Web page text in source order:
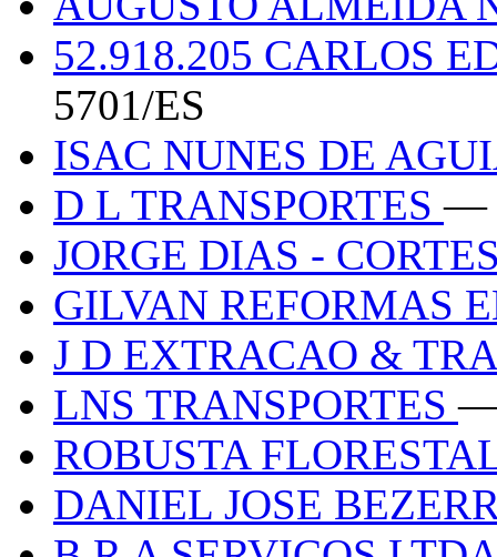
52.918.205 CARLOS
5701/ES
ISAC NUNES DE
D L TRANSPORTES—
JORGE DIAS -
GILVAN REFORMAS
J D EXTRACAO &
LNS TRANSPORTES—
ROBUSTA
DANIEL JOSE